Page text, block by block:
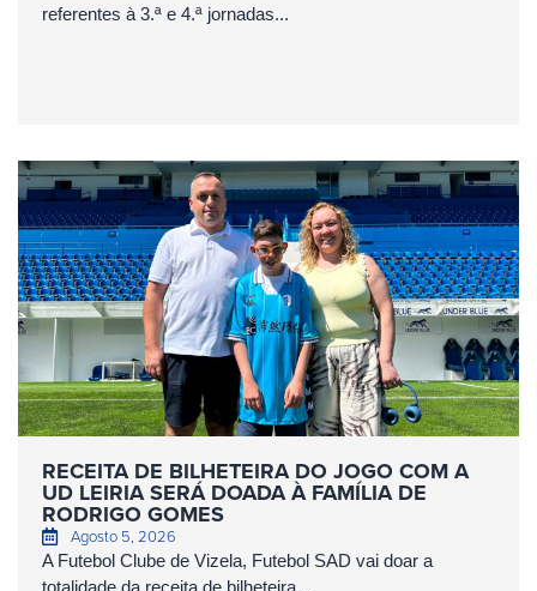
referentes à 3.ª e 4.ª jornadas...
RECEITA DE BILHETEIRA DO JOGO COM A
UD LEIRIA SERÁ DOADA À FAMÍLIA DE
RODRIGO GOMES
Agosto 5, 2026
A Futebol Clube de Vizela, Futebol SAD vai doar a
totalidade da receita de bilheteira...